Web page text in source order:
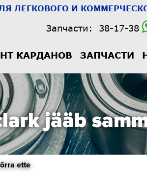
ЛЕГКОВОГО И
Запчасти: 38-17-38
КАРДАНОВ ЗАПЧАСТИ
jääb
ette